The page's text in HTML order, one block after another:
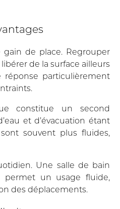
de place. Regrouper
de la surface ailleurs
particulièrement
constitue un second
et d’évacuation étant
souvent plus fluides,
Une salle de bain
permet un usage fluide,
des déplacements.